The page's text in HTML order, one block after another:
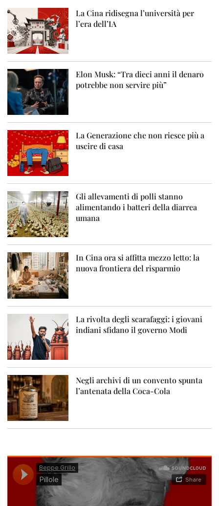
La Cina ridisegna l’università per
l’era dell’IA
Elon Musk: “Tra dieci anni il denaro
potrebbe non servire più”
La Generazione che non riesce più a
uscire di casa
Gli allevamenti di polli stanno
alimentando i batteri della diarrea
umana
In Cina ora si affitta mezzo letto: la
nuova frontiera del risparmio
La rivolta degli scarafaggi: i giovani
indiani sfidano il governo Modi
Negli archivi di un convento spunta
l’antenata della Coca-Cola